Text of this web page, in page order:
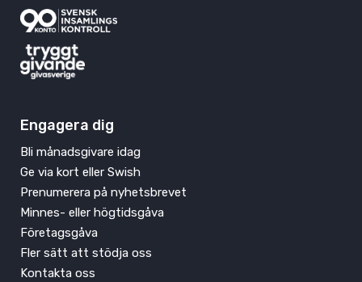
Engagera dig
Bli månadsgivare idag
Ge via kort eller Swish
Prenumerera på nyhetsbrevet
Minnes- eller högtidsgåva
Företagsgåva
Fler sätt att stödja oss
Kontakta oss